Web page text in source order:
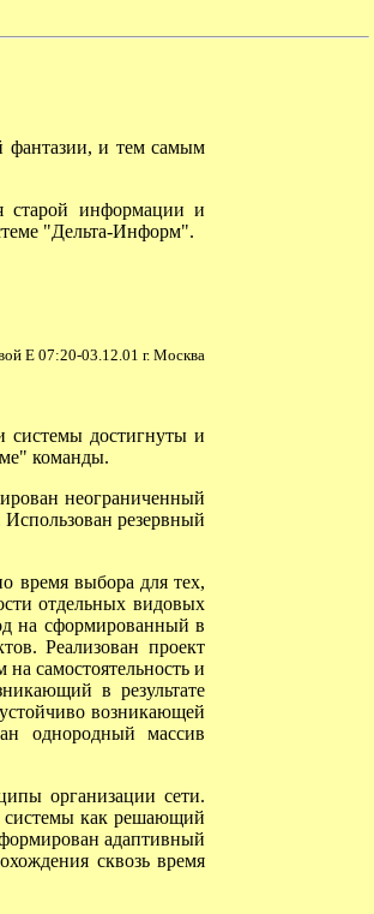
фантазии, и тем самым
старой информации и
"Дельта-Информ".
Е 07:20-03.12.01 г. Москва
системы достигнуты и
команды.
неограниченный
резервный
выбора для тех,
отдельных видовых
на сформированный в
Реализован проект
самостоятельность и
в результате
возникающей
однородный массив
организации сети.
системы как решающий
адаптивный
сквозь время